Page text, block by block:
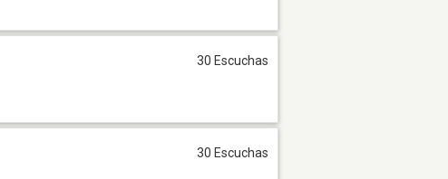
30 Escuchas
30 Escuchas